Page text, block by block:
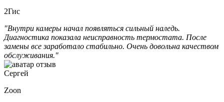
2Гис
"Внутри камеры начал появляться сильный наледь.
Диагностика показала неисправность термостата. После
замены все заработало стабильно. Очень довольна качеством
обслуживания."
Сергей
Zoon